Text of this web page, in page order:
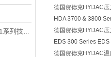
德国贺德克HYDAC压
HDA 3700 & 3800
德国贺德克HYDAC压
EDS 300 Series
德国贺德克HYDAC温